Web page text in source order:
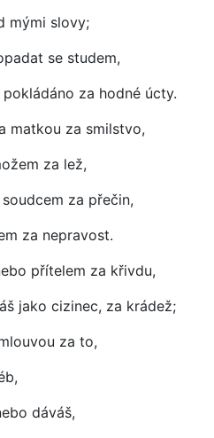
mými slovy;
se studem,
za hodné úcty.
matkou za smilstvo,
za lež,
za přečin,
za nepravost.
přítelem za křivdu,
jako cizinec, za krádež;
za to,
dáváš,